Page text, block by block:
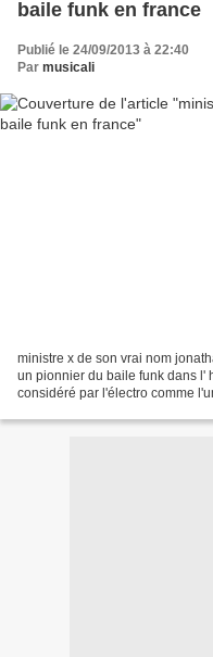
baile funk en france
Publié le 24/09/2013 à 22:40
Par musicali
ministre x de son vrai nom
un pionnier du baile funk dans l'
considéré par l'électro comme